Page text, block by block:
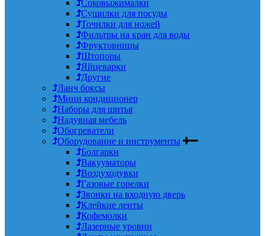
Соковыжималки
Сушилки для посуды
Точилки для ножей
Фильтры на кран для воды
Фруктовницы
Штопоры
Яйцеварки
Другие
Ланч боксы
Мини кондиционер
Наборы для шитья
Надувная мебель
Обогреватели
Оборудование и инструменты
Болгарки
Вакууматоры
Воздуходувки
Газовые горелки
Звонки на входную дверь
Клейкие ленты
Кофемолки
Лазерные уровни